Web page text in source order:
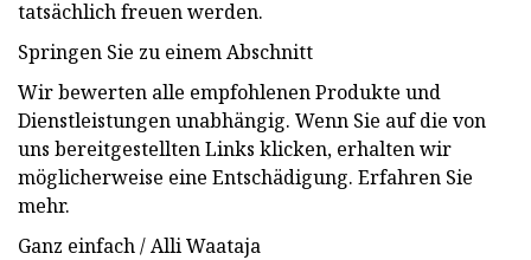
tatsächlich freuen werden.
Springen Sie zu einem Abschnitt
Wir bewerten alle empfohlenen Produkte und
Dienstleistungen unabhängig. Wenn Sie auf die von
uns bereitgestellten Links klicken, erhalten wir
möglicherweise eine Entschädigung. Erfahren Sie
mehr.
Ganz einfach / Alli Waataja